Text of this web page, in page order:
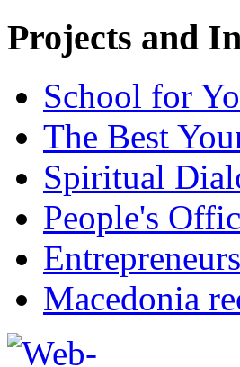
Projects and
School for
The Best
Spiritual
People's
Macedonia